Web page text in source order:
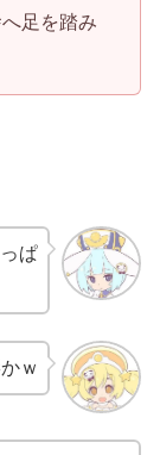
足を踏み
ぱ
ｗ